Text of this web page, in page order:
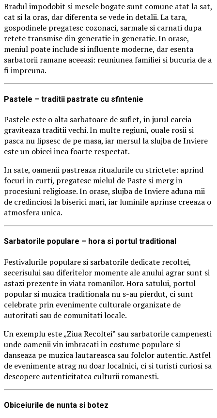
Bradul impodobit si mesele bogate sunt comune atat la sat,
cat si la oras, dar diferenta se vede in detalii. La tara,
gospodinele pregatesc cozonaci, sarmale si carnati dupa
retete transmise din generatie in generatie. In orase,
meniul poate include si influente moderne, dar esenta
sarbatorii ramane aceeasi: reuniunea familiei si bucuria de a
fi impreuna.
Pastele – traditii pastrate cu sfintenie
Pastele este o alta sarbatoare de suflet, in jurul careia
graviteaza traditii vechi. In multe regiuni, ouale rosii si
pasca nu lipsesc de pe masa, iar mersul la slujba de Inviere
este un obicei inca foarte respectat.
In sate, oamenii pastreaza ritualurile cu strictete: aprind
focuri in curti, pregatesc mielul de Paste si merg in
procesiuni religioase. In orase, slujba de Inviere aduna mii
de credinciosi la biserici mari, iar luminile aprinse creeaza o
atmosfera unica.
Sarbatorile populare – hora si portul traditional
Festivalurile populare si sarbatorile dedicate recoltei,
secerisului sau diferitelor momente ale anului agrar sunt si
astazi prezente in viata romanilor. Hora satului, portul
popular si muzica traditionala nu s-au pierdut, ci sunt
celebrate prin evenimente culturale organizate de
autoritati sau de comunitati locale.
Un exemplu este „Ziua Recoltei” sau sarbatorile campenesti
unde oamenii vin imbracati in costume populare si
danseaza pe muzica lautareasca sau folclor autentic. Astfel
de evenimente atrag nu doar localnici, ci si turisti curiosi sa
descopere autenticitatea culturii romanesti.
Obiceiurile de nunta si botez